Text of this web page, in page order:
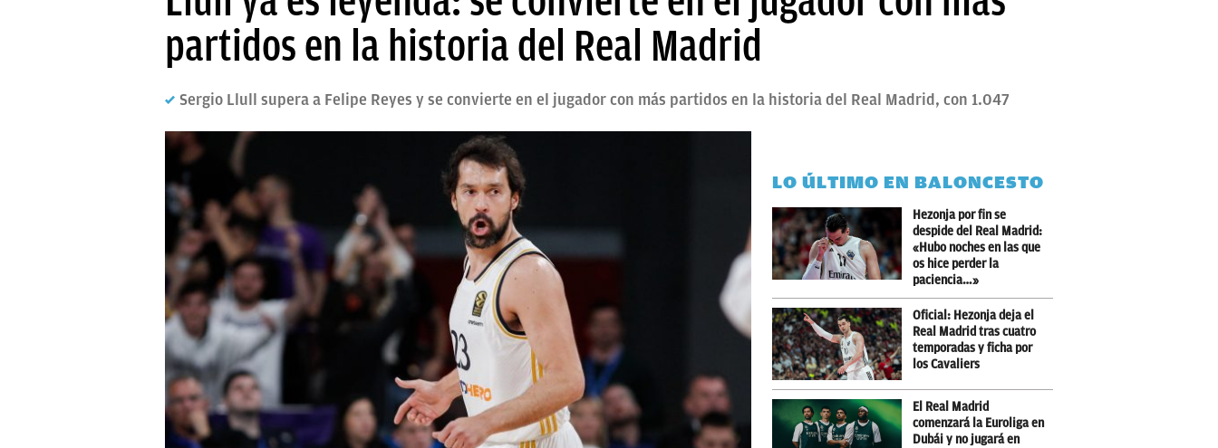
partidos en la historia del Real Madrid
Sergio Llull supera a Felipe Reyes y se convierte en el jugador con más partidos en la historia del Real Madrid, con 1.047
LO ÚLTIMO EN BALONCESTO
Hezonja por fin se
despide del Real Madrid:
«Hubo noches en las que
os hice perder la
paciencia…»
Oficial: Hezonja deja el
Real Madrid tras cuatro
temporadas y ficha por
los Cavaliers
El Real Madrid
comenzará la Euroliga en
Dubái y no jugará en